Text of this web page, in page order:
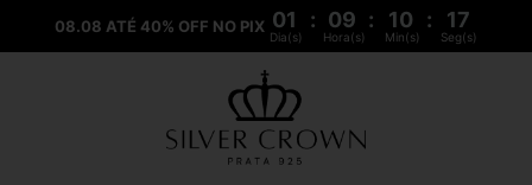
08.08 ATÉ 40% OFF NO PIX 01 : 09 : 10 : 17
Dia(s) Hora(s) Min(s) Seg(s)